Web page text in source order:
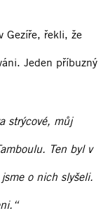
Gezíře, řekli, že
Jeden příbuzný
strýcové, můj
Ten byl v
o nich slyšeli.